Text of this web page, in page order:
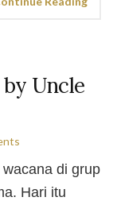
by Uncle
di grup
Hari itu